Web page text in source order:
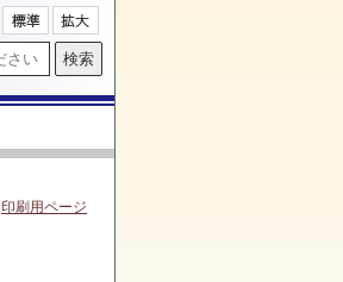
文字サイズ
印刷用ページ